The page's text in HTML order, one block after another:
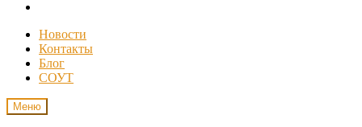
Новости
Контакты
Блог
СОУТ
Меню